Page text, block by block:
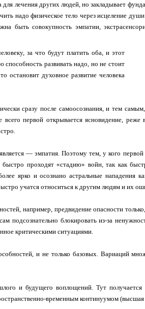
лечения других людей, но закладывает
надо физическое тело через исцеление
быть совокупность эмпатии,
за что будут платить оба, и этот
способность развивать надо, но не стоит
остановит духовное развитие человека
сразу после самоосознания, и тем
всего первой открывается ясновидение,
— эмпатия. Поэтому тем, у кого первой
проходят «стадию» войн, так как
ярко и осознано астральные нападения
учатся относиться к другим людям и их
например, предвидение опасности
подсознательно блокировать из-за
критическими ситуациями.
и не только базовых. Вариаций
и будущего воплощений. Тут
временным континуумом